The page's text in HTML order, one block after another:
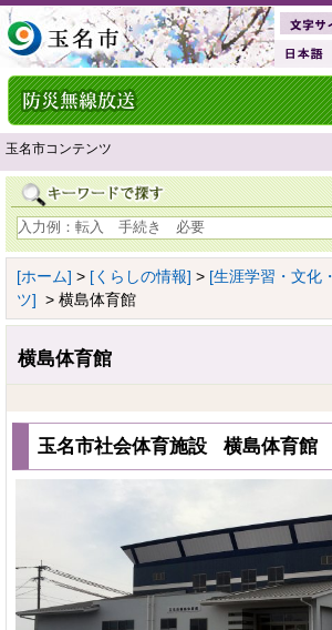
玉名市コンテンツ
[ホーム] > [くらしの情報] > [生涯学習・文化
ツ] > 横島体育館
横島体育館
玉名市社会体育施設 横島体育館